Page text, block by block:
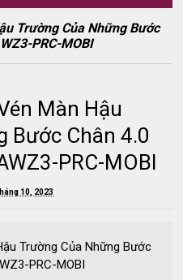
Trường Của Những Bước
PRC-MOBI
Màn Hậu
Bước Chân 4.0
PRC-MOBI
10, 2023
Trường Của Những Bước
PRC-MOBI